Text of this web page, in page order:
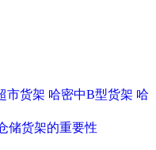
市货架 哈密中B型货架 哈
储货架的重要性